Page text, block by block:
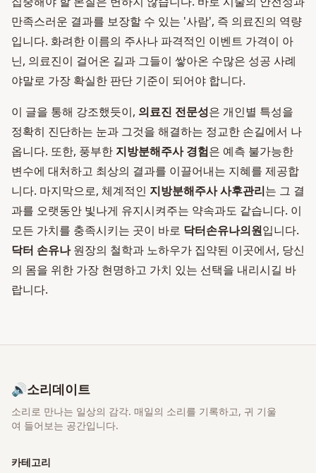
만족스러운 결과를 보장할 수 있는 '사람', 즉 의료진의 역량
입니다. 화려한 이름의 주사나 파격적인 이벤트 가격이 아
닌, 의료진이 걸어온 길과 그들이 쌓아온 수많은 성공 사례
야말로 가장 확실한 판단 기준이 되어야 합니다.
이 글을 통해 강조했듯이, 의료진 전문성은 개인별 특성을
정확히 진단하는 눈과 그것을 해결하는 정교한 손길에서 나
옵니다. 또한, 풍부한 지방분해주사 경험은 예측 불가능한
변수에 대처하고 최상의 결과를 이끌어내는 지혜를 제공합
니다. 마지막으로, 체계적인 지방분해주사 사후관리는 그 결
과를 오랫동안 빛나게 유지시켜주는 약속과도 같습니다. 이
모든 가치를 충족시키는 곳이 바로 닥터손유나의원입니다.
닥터 손유나원장의 철학과 노하우가 집약된 이곳에서, 당신
의 몸을 위한 가장 현명하고 가치 있는 선택을 내리시길 바
랍니다.
🔊소리데이트
소리로 만나는 일상의 감각. 매일의 소리를 기록하고, 귀 기울
여 들어보는 공간입니다.
카테고리